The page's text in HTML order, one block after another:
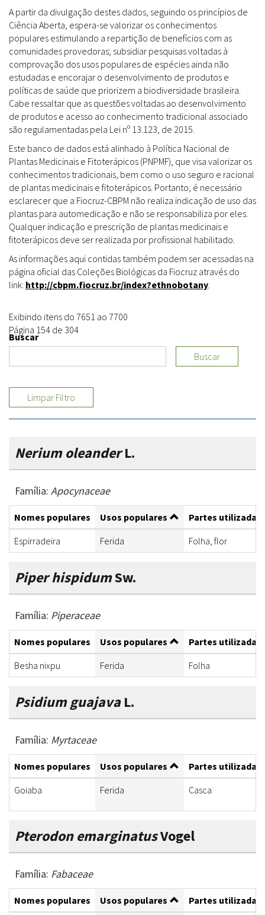
A partir da divulgação destes dados, seguindo os princípios de
Ciência Aberta, espera-se valorizar os conhecimentos
populares estimulando a repartição de benefícios com as
comunidades provedoras; subsidiar pesquisas voltadas à
comprovação dos usos populares de espécies ainda não
estudadas e encorajar o desenvolvimento de produtos e
políticas de saúde que priorizem a biodiversidade brasileira.
Cabe ressaltar que as questões voltadas ao desenvolvimento
de produtos e acesso ao conhecimento tradicional associado
são regulamentadas pela Lei nº 13.123, de 2015.
Este banco de dados está alinhado à Política Nacional de
Plantas Medicinais e Fitoterápicos (PNPMF), que visa valorizar os
conhecimentos tradicionais, bem como o uso seguro e racional
de plantas medicinais e fitoterápicos. Portanto, é necessário
esclarecer que a Fiocruz-CBPM não realiza indicação de uso das
plantas para automedicação e não se responsabiliza por eles.
Qualquer indicação e prescrição de plantas medicinais e
fitoterápicos deve ser realizada por profissional habilitado.
As informações aqui contidas também podem ser acessadas na
página oficial das Coleções Biológicas da Fiocruz através do
link: http://cbpm.fiocruz.br/index?ethnobotany.
Exibindo itens do 7651 ao 7700
Página 154 de 304
Buscar
Buscar
Limpar Filtro
Nerium oleanderL.
Família: Apocynaceae
Nomes populares Usos populares
Partes utilizadas
Espirradeira
Ferida Folha, flor
Piper hispidumSw.
Família: Piperaceae
Nomes populares Usos populares
Partes utilizadas
Besha nixpu
Ferida Folha
Psidium guajavaL.
Família: Myrtaceae
Nomes populares Usos populares
Partes utilizadas
Goiaba
Ferida Casca
Pterodon emarginatusVogel
Família: Fabaceae
Nomes populares Usos populares Partes utilizadas